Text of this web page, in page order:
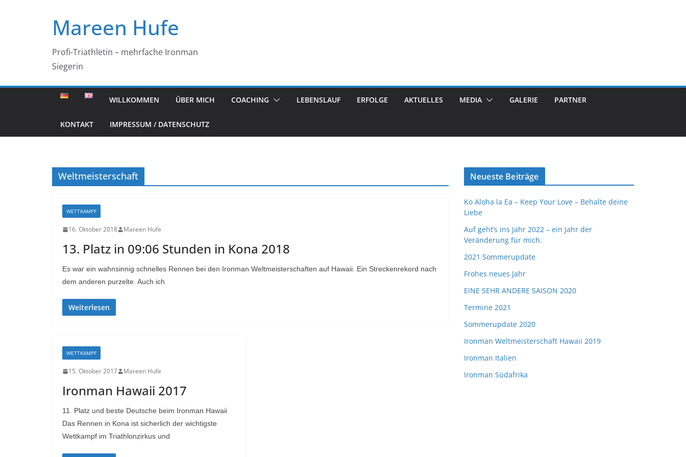
Mareen Hufe
Profi-Triathletin – mehrfache Ironman
Siegerin
WILLKOMMEN ÜBER MICH COACHING LEBENSLAUF ERFOLGE AKTUELLES MEDIA GALERIE PARTNER
KONTAKT IMPRESSUM / DATENSCHUTZ
Weltmeisterschaft
WETTKAMPF
16. Oktober 2018 Mareen Hufe
13. Platz in 09:06 Stunden in Kona 2018
Es war ein wahnsinnig schnelles Rennen bei den Ironman Weltmeisterschaften auf Hawaii. Ein Streckenrekord nach
dem anderen purzelte. Auch ich
Weiterlesen
WETTKAMPF
15. Oktober 2017 Mareen Hufe
Ironman Hawaii 2017
11. Platz und beste Deutsche beim Ironman Hawaii
Das Rennen in Kona ist sicherlich der wichtigste
Wettkampf im Triathlonzirkus und
Neueste Beiträge
Ko Aloha la Ea – Keep Your Love – Behalte deine
Liebe
Auf geht’s ins Jahr 2022 – ein Jahr der
Veränderung für mich.
2021 Sommerupdate
Frohes neues Jahr
EINE SEHR ANDERE SAISON 2020
Termine 2021
Sommerupdate 2020
Ironman Weltmeisterschaft Hawaii 2019
Ironman Italien
Ironman Südafrika